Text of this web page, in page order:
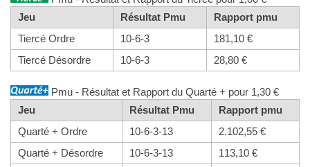
Jeu
Résultat Pmu
Rapport pmu
Tiercé Ordre
10-6-3
181,10 €
Tiercé Désordre
10-6-3 28,80 €
Pmu - Résultat et Rapport du Quarté + pour 1,30 €
Jeu
Résultat Pmu
Rapport pmu
Quarté + Ordre
10-6-3-13
2.102,55 €
Quarté + Désordre
10-6-3-13
113,10 €